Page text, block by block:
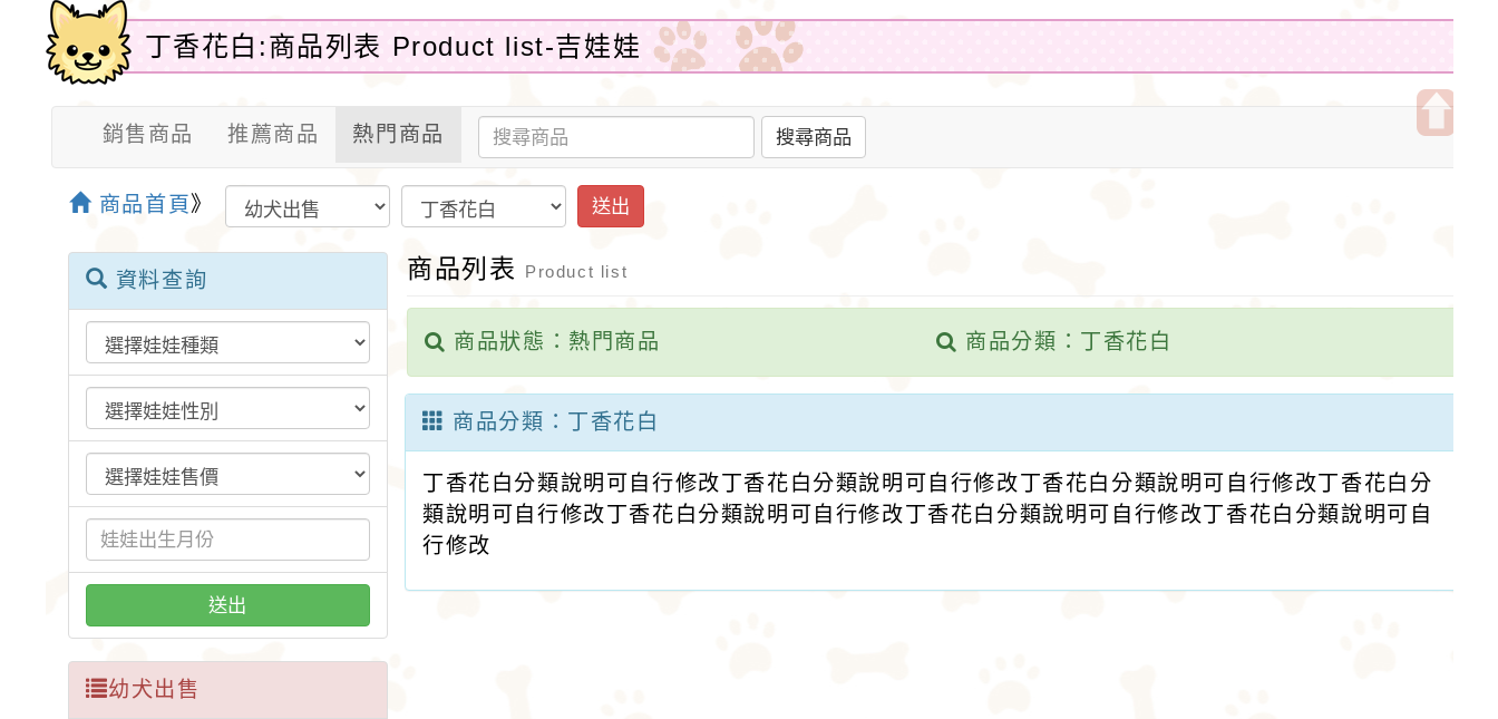
丁香花白:商品列表 Product list-吉娃娃
銷售商品 推薦商品 熱門商品 搜尋商品
商品首頁 》 送出
資料查詢
送出
幼犬出售
商品列表 Product list
商品狀態：熱門商品 商品分類：丁香花白
商品分類：丁香花白
丁香花白分類說明可自行修改丁香花白分類說明可自行修改丁香花白分類說明可自行修改丁香花白分
類說明可自行修改丁香花白分類說明可自行修改丁香花白分類說明可自行修改丁香花白分類說明可自
行修改